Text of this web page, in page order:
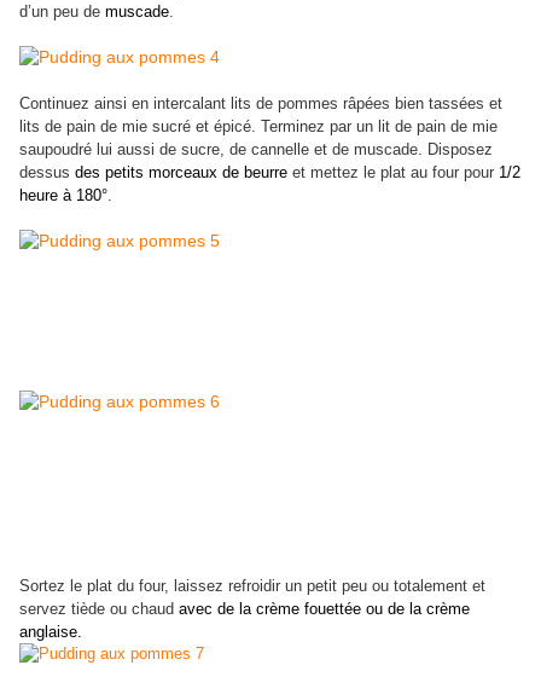
d’un peu de muscade
Continuez ainsi en intercalant lits de pommes râpées bien tassées et
lits de pain de mie sucré et épicé. Terminez par un lit de pain de mie
saupoudré lui aussi de sucre, de cannelle et de muscade. Disposez
dessus des petits morceaux de beurre et mettez le plat au four pour 1/2
heure à 180°
Sortez le plat du four, laissez refroidir un petit peu ou totalement et
servez tiède ou chaud avec de la crème fouettée ou de la crème
anglaise.